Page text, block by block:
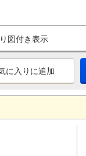
図付き表示
に入りに追加